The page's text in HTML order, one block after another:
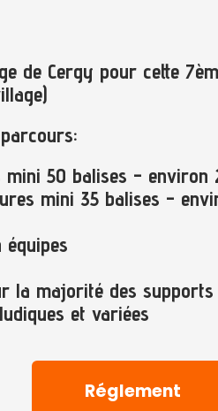
de Cergy pour cette
mini 50 balises - environ
mini 35 balises -
la majorité des supports
et variées
Réglement